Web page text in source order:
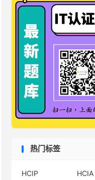
热门标签
HCIP HCIA